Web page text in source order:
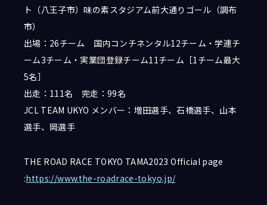
ト（八王子市）味の素スタジアム前大通りゴール（調布
市）
出場：26チーム 国内コンチネンタル12チーム・学連チ
ーム3チーム・実業団登録チーム11チーム［1チーム最大
5名］
出走：111名 完走：99名
JCL TEAM UKYO メンバー：増田選手、石橋選手、山本
選手、岡選手
THE ROAD RACE TOKYO TAMA2023 Official page
:https://www.the-roadrace-tokyo.jp/